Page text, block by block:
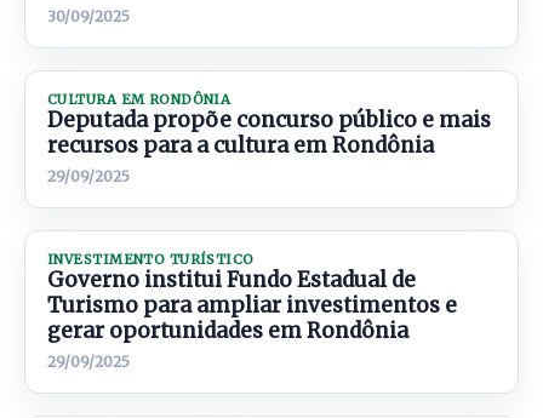
30/09/2025
CULTURA EM RONDÔNIA
Deputada propõe concurso público e mais
recursos para a cultura em Rondônia
29/09/2025
INVESTIMENTO TURÍSTICO
Governo institui Fundo Estadual de
Turismo para ampliar investimentos e
gerar oportunidades em Rondônia
29/09/2025